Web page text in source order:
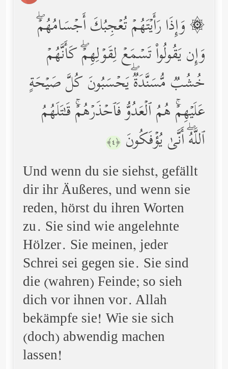
۞ وَإِذَا رَأَیۡتَهُمۡ تُعۡجِبُكَ أَجۡسَامُهُمۡۖ
وَإِن یَقُولُواْ تَسۡمَعۡ لِقَوۡلِهِمۡۖ كَأَنَّهُمۡ
خُشُبࣱ مُّسَنَّدَةࣱۖ یَحۡسَبُونَ كُلَّ صَیۡحَةٍ
عَلَیۡهِمۡۚ هُمُ ٱلۡعَدُوُّ فَٱحۡذَرۡهُمۡۚ قَـٰتَلَهُمُ
ٱللَّهُۖ أَنَّىٰ یُؤۡفَكُونَ ﴿٤﴾
Und wenn du sie siehst, gefällt
dir ihr Äußeres, und wenn sie
reden, hörst du ihren Worten
zu. Sie sind wie angelehnte
Hölzer. Sie meinen, jeder
Schrei sei gegen sie. Sie sind
die (wahren) Feinde; so sieh
dich vor ihnen vor. Allah
bekämpfe sie! Wie sie sich
(doch) abwendig machen
lassen!